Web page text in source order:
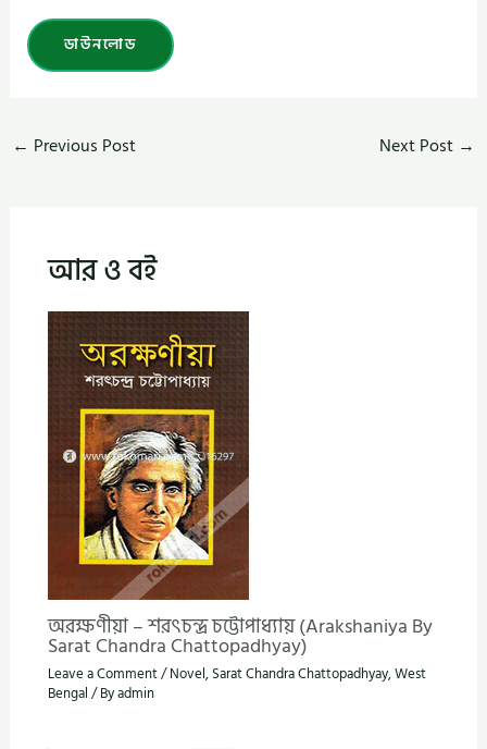
ডাউনলোড
← Previous Post Next Post →
আর ও বই
অরক্ষণীয়া – শরৎচন্দ্র চট্টোপাধ্যায় (Arakshaniya By
Sarat Chandra Chattopadhyay)
Leave a Comment/Novel, Sarat Chandra Chattopadhyay,West
Bengal / Byadmin